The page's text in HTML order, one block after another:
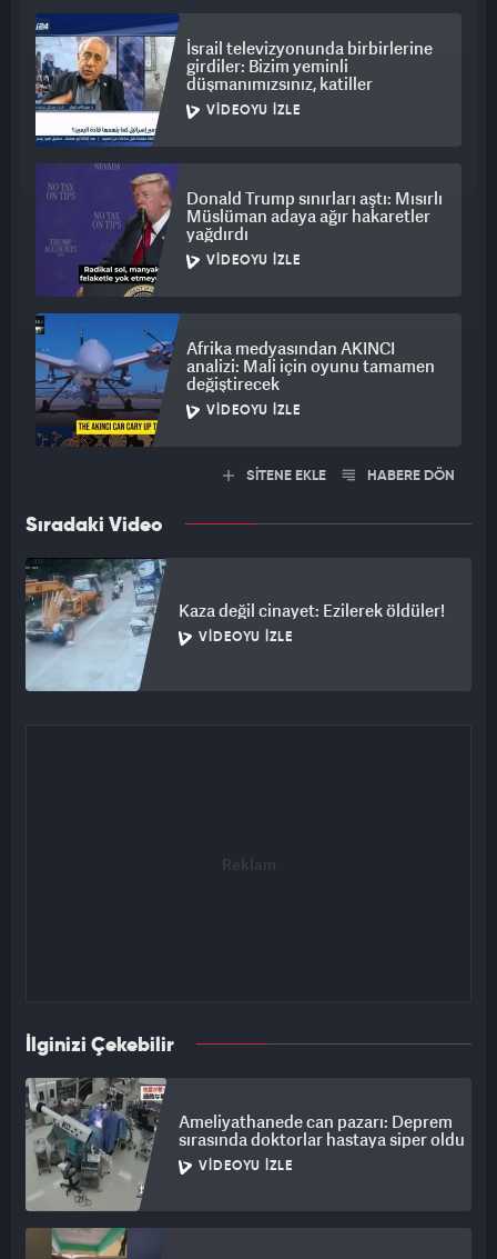
İsrail televizyonunda birbirlerine
girdiler: Bizim yeminli
düşmanımızsınız, katiller
VIDEOYU İZLE
Donald Trump sınırları aştı: Mısırlı
Müslüman adaya ağır hakaretler
yağdırdı
VIDEOYU İZLE
Afrika medyasından AKINCI
analizi: Mali için oyunu tamamen
değiştirecek
VIDEOYU İZLE
SİTENE EKLE HABERE DÖN
Sıradaki Video
Kaza değil cinayet: Ezilerek öldüler!
VIDEOYU İZLE
İlginizi Çekebilir
Ameliyathanede can pazarı: Deprem
sırasında doktorlar hastaya siper oldu
VIDEOYU İZLE